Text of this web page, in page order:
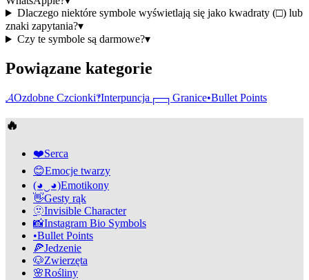
Dlaczego niektóre symbole wyświetlają się jako kwadraty (□) lub
znaki zapytania?▾
Czy te symbole są darmowe?▾
Powiązane kategorie
𝓐Ozdobne Czcionki‽Interpuncja ┌─┐ Granice•Bullet Points
🔥
❤️Serca
😊Emocje twarzy
(◕‿◕)Emotikony
👋Gesty rąk
🫥Invisible Character
📸Instagram Bio Symbols
•Bullet Points
🍕Jedzenie
🐶Zwierzęta
🌸Rośliny